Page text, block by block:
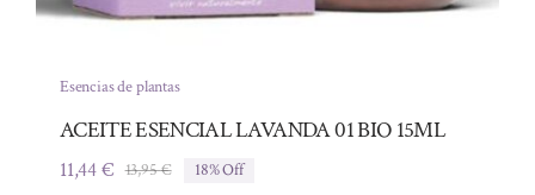
Esencias de plantas
ACEITE ESENCIAL LAVANDA 01 BIO 15ML
13,95€El
11,44€
El
18% Off